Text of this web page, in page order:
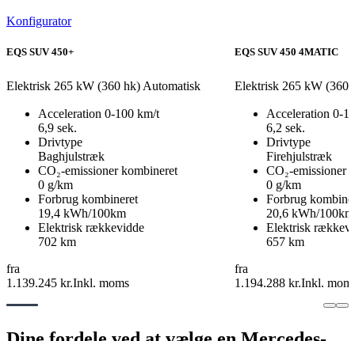
Konfigurator
EQS SUV 450+
Elektrisk 265 kW (360 hk) Automatisk
Acceleration 0-100 km/t
6,9 sek.
Drivtype
Baghjulstræk
CO₂-emissioner kombineret
0 g/km
Forbrug kombineret
19,4 kWh/100km
Elektrisk rækkevidde
702 km
fra
1.139.245 kr.Inkl. moms
EQS SUV 450 4MATIC
Elektrisk 265 kW (360
Acceleration 0-
6,2 sek.
Drivtype
Firehjulstræk
CO₂-emissioner
0 g/km
Forbrug
20,6 kWh/100km
Elektrisk
657 km
fra
1.194.288 kr.Inkl.